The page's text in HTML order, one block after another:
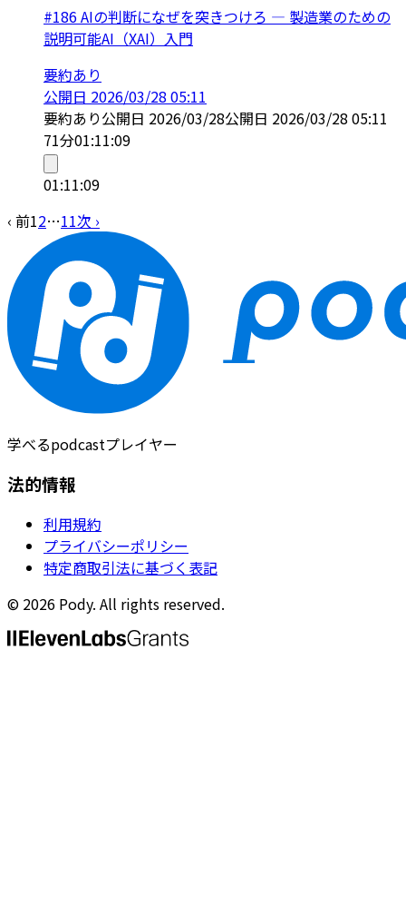
#186 AIの判断になぜを突きつけろ — 製造業のための
説明可能AI（XAI）入門
要約あり
公開日 2026/03/28 05:11
要約あり公開日 2026/03/28公開日 2026/03/28 05:11
71分01:11:09
01:11:09
‹ 前12…11次 ›
学べるpodcastプレイヤー
法的情報
利用規約
プライバシーポリシー
特定商取引法に基づく表記
© 2026 Pody. All rights reserved.